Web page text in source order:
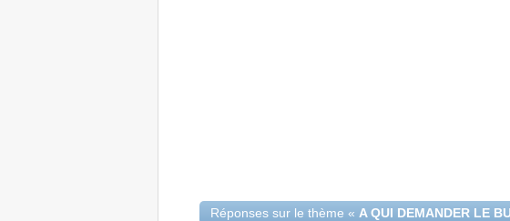
Réponses sur le thème «